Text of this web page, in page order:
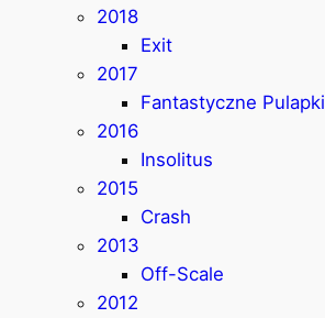
2018
Exit
2017
Fantastyczne Pulapki
2016
Insolitus
2015
Crash
2013
Off-Scale
2012